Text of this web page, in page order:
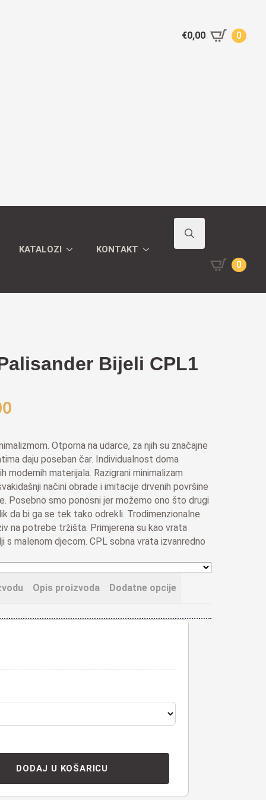
KATALOZI KONTAKT
0
€0,00 0
Bijeli CPL1
Otporna na udarce, za njih su značajne
daju poseban čar. Individualnost doma
modernih materijala. Razigrani minimalizam
načini obrade i imitacije drvenih površine
Posebno smo ponosni jer možemo ono što drugi
da bi ga se tek tako odrekli. Trodimenzionalne
na potrebe tržišta. Primjerena su kao vrata
s malenom djecom. CPL sobna vrata izvanredno
Opis proizvoda Dodatne opcije
DODAJ U KOŠARICU